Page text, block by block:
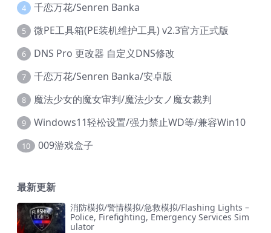
4 千恋万花/Senren Banka
5 微PE工具箱(PE装机维护工具) v2.3官方正式版
6 DNS Pro 更改器 自定义DNS修改
7 千恋万花/Senren Banka/安卓版
8 魔法少女的魔女审判/魔法少女ノ魔女裁判
9 Windows11轻松设置/强力禁止WD等/兼容Win10
10 009游戏盒子
最新更新
消防模拟/警情模拟/急救模拟/Flashing Lights –
Police, Firefighting, Emergency Services Sim
ulator